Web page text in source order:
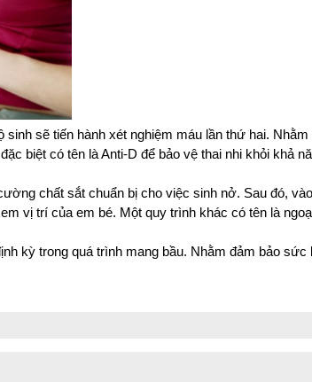
sẽ tiến hành xét nghiệm máu lần thứ hai.
biệt có tên là Anti-D để bảo vệ thai nhi khỏi khả
chất sắt chuẩn bị cho việc sinh nở. Sau đó,
vị trí của em bé. Một quy trình khác có tên là
kỳ trong quá trình mang bầu. Nhằm đảm bảo sức